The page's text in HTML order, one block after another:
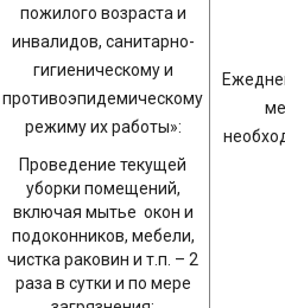
пожилого возраста и
инвалидов, санитарно-
гигиеническому и
противоэпидемическому
режиму их работы»:
Проведение текущей
уборки помещений,
включая мытье окон и
подоконников, мебели,
чистка раковин и т.п. – 2
раза в сутки и по мере